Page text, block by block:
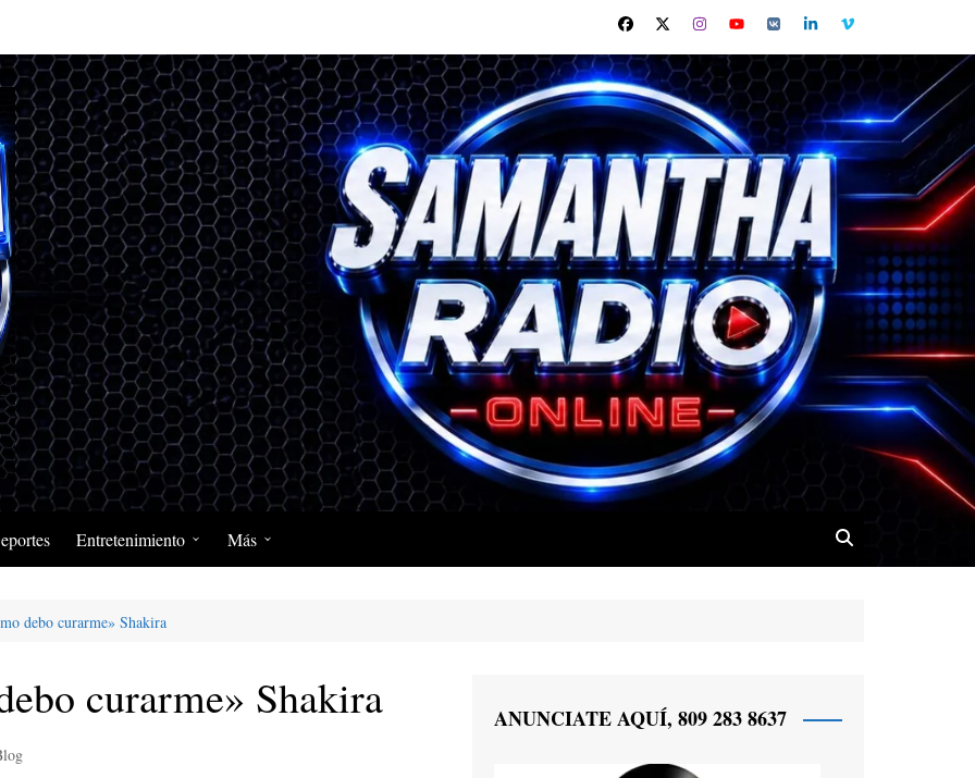
Entretenimiento
MerengClásicos
Más
debo curarme» Shakira
curarme» Shakira ANUNCIATE AQUÍ, 809 283 8637